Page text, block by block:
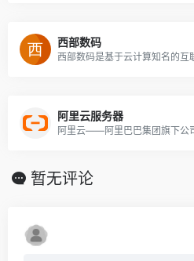
西部数码
阿里云服务器
暂无评论